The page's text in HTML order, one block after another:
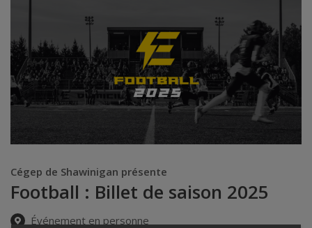
Cégep de Shawinigan présente
Football : Billet de saison 2025
Événement en personne